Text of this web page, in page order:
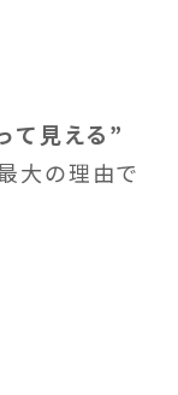
て見える”
大の理由で